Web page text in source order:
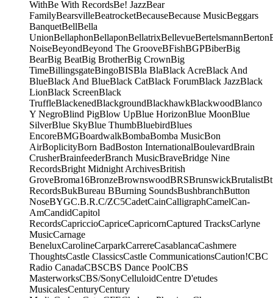
WithBe With RecordsBe! JazzBear
FamilyBearsvilleBeatrocketBecauseBecause MusicBeggars
BanquetBellBella
UnionBellaphonBellaponBellatrixBellevueBertelsmannBerton
NoiseBeyondBeyond The GrooveBFishBGPBiberBig
BearBig BeatBig BrotherBig CrownBig
TimeBillingsgateBingoBISBla BlaBlack AcreBlack And
BlueBlack And BlueBlack CatBlack ForumBlack JazzBlack
LionBlack ScreenBlack
TruffleBlackenedBlackgroundBlackhawkBlackwoodBlanco
Y NegroBlind PigBlow UpBlue HorizonBlue MoonBlue
SilverBlue SkyBlue ThumbBluebirdBlues
EncoreBMGBoardwalkBombaBomba MusicBon
AirBoplicityBorn BadBoston InternationalBoulevardBrain
CrusherBrainfeederBranch MusicBraveBridge Nine
RecordsBright Midnight ArchivesBritish
GroveBroma16BronzeBrownswoodBRSBrunswickBrutalist
RecordsBukBureau BBurning SoundsBushbranchButton
NoseBYGC.B.R.C/ZC5CadetCainCalligraphCamelCan-
AmCandidCapitol
RecordsCapriccioCapriceCapricornCaptured TracksCarlyne
MusicCarnage
BeneluxCarolineCarparkCarrereCasablancaCashmere
ThoughtsCastle ClassicsCastle CommunicationsCaution!CBC
Radio CanadaCBSCBS Dance PoolCBS
MasterworksCBS/SonyCelluloidCentre D'etudes
MusicalesCenturyCentury